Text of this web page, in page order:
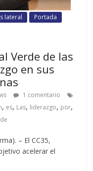
lateral
Portada
Verde de las
en sus
1 comentario
, es, Las, liderazgo, por,
– El CC35,
acelerar el